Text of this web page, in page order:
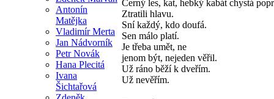
Antonín
Matějka
Vladimír Merta
Jan Nádvorník
Petr Novák
Hana Plecitá
Ivana
Šichtařová
Černý les, kat, hebký kabát chystá
Ztratili hlavu.
Sní každý, kdo doufá.
Sen málo platí.
Je třeba umět, ne
jenom být, nejeden věřil.
Už ráno běží k dveřím.
Už nevěřím.